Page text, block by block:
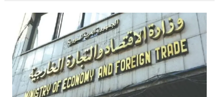
حصر
استيراد
بالمنشأت
الصناعية